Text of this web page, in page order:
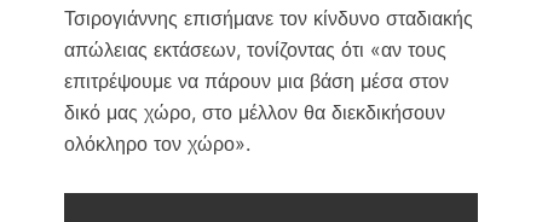
Τσιρογιάννης επισήμανε τον κίνδυνο σταδιακής
απώλειας εκτάσεων, τονίζοντας ότι «αν τους
επιτρέψουμε να πάρουν μια βάση μέσα στον
δικό μας χώρο, στο μέλλον θα διεκδικήσουν
ολόκληρο τον χώρο».